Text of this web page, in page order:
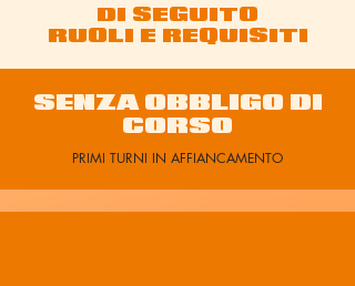
DI SEGUITO
RUOLI E REQUISITI
SENZA OBBLIGO DI
CORSO
PRIMI TURNI IN AFFIANCAMENTO